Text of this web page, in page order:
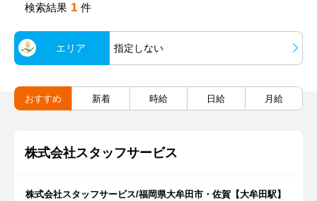
検索結果 1 件
エリア 指定しない
おすすめ 新着 時給 日給 月給
株式会社スタッフサービス
株式会社スタッフサービス/福岡県大牟田市・佐賀【大牟田駅】